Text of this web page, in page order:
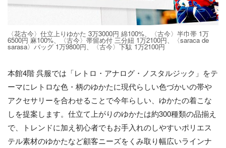
〈花古今〉仕立上りゆかた 3万3000円 綿100%、〈古今〉半巾帯 1万
6500円 麻100%、〈古今〉帯留め付 三分紐 1万2100円、〈saraca de
sarasa〉バッグ 1万9800円、〈古今〉下駄 1万2100円
本館4階 呉服では「レトロ・アナログ・ノスタルジック」をテ
ーマにレトロな色・柄のゆかたに現代らしい色づかいの帯や
アクセサリーを合わせることで今年らしい、ゆかたの着こな
しを提案します。仕立て上がりのゆかたは約300種類の品揃え
で、トレンドに加え初心者でもお手入れのしやすいポリエス
テル素材のゆかたなど顧客ニーズをくみ取り幅広いラインナ